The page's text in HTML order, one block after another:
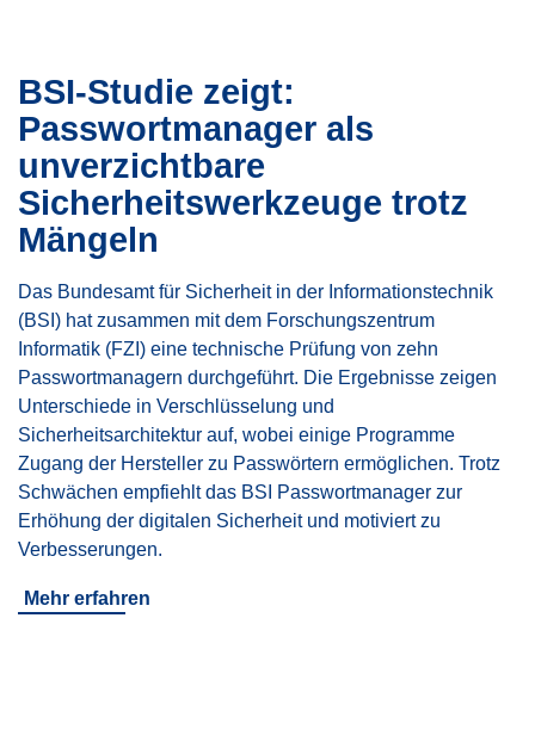
BSI-Studie zeigt:
Passwortmanager als
unverzichtbare
Sicherheitswerkzeuge trotz
Mängeln
Das Bundesamt für Sicherheit in der Informationstechnik
(BSI) hat zusammen mit dem Forschungszentrum
Informatik (FZI) eine technische Prüfung von zehn
Passwortmanagern durchgeführt. Die Ergebnisse zeigen
Unterschiede in Verschlüsselung und
Sicherheitsarchitektur auf, wobei einige Programme
Zugang der Hersteller zu Passwörtern ermöglichen. Trotz
Schwächen empfiehlt das BSI Passwortmanager zur
Erhöhung der digitalen Sicherheit und motiviert zu
Verbesserungen.
Mehr erfahren